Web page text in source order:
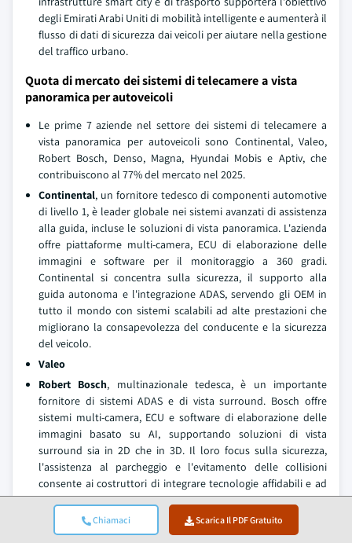
Chiamaci Scarica Il PDF Gratuito
degli Emirati Arabi Uniti di mobilità intelligente e aumenterà il
flusso di dati di sicurezza dai veicoli per aiutare nella gestione
del traffico urbano.
Quota di mercato dei sistemi di telecamere a vista
panoramica per autoveicoli
Le prime 7 aziende nel settore dei sistemi di telecamere a
vista panoramica per autoveicoli sono Continental, Valeo,
Robert Bosch, Denso, Magna, Hyundai Mobis e Aptiv, che
contribuiscono al 77% del mercato nel 2025.
Continental, un fornitore tedesco di componenti automotive
di livello 1, è leader globale nei sistemi avanzati di assistenza
alla guida, incluse le soluzioni di vista panoramica. L'azienda
offre piattaforme multi-camera, ECU di elaborazione delle
immagini e software per il monitoraggio a 360 gradi.
Continental si concentra sulla sicurezza, il supporto alla
guida autonoma e l'integrazione ADAS, servendo gli OEM in
tutto il mondo con sistemi scalabili ad alte prestazioni che
migliorano la consapevolezza del conducente e la sicurezza
del veicolo.
Valeo
Robert Bosch, multinazionale tedesca, è un importante
fornitore di sistemi ADAS e di vista surround. Bosch offre
sistemi multi-camera, ECU e software di elaborazione delle
immagini basato su AI, supportando soluzioni di vista
surround sia in 2D che in 3D. Il loro focus sulla sicurezza,
l'assistenza al parcheggio e l'evitamento delle collisioni
consente ai costruttori di integrare tecnologie affidabili e ad
alte prestazioni nei veicoli passeggeri e commerciali in tutto il
Densooffre anche tecnologie avanzate di sicurezza con vista